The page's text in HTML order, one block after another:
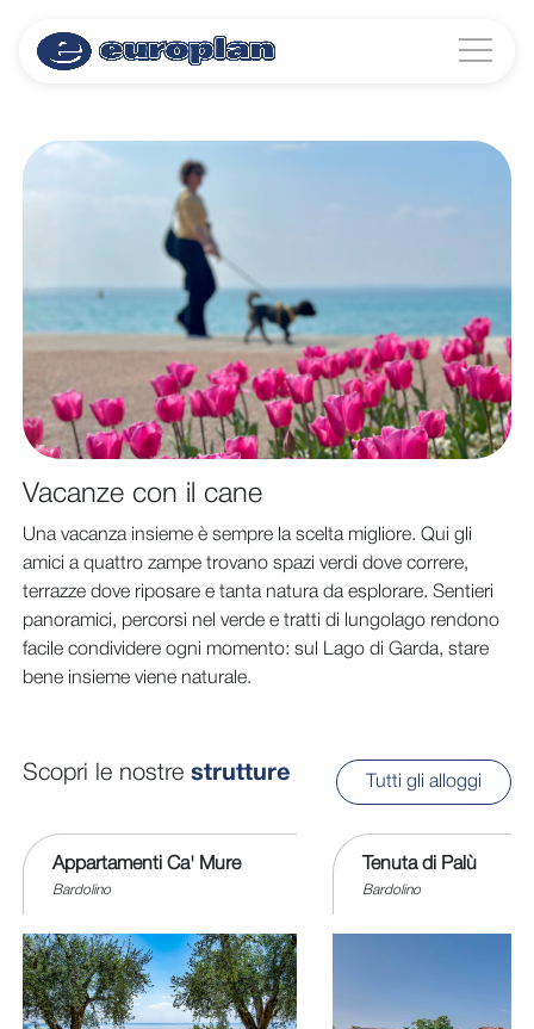
Vacanze con il cane
Una vacanza insieme è sempre la scelta migliore. Qui gli
amici a quattro zampe trovano spazi verdi dove correre,
terrazze dove riposare e tanta natura da esplorare. Sentieri
panoramici, percorsi nel verde e tratti di lungolago rendono
facile condividere ogni momento: sul Lago di Garda, stare
bene insieme viene naturale.
Scopri le nostre strutture Tutti gli alloggi
Appartamenti Ca' Mure
Bardolino
Tenuta di Palù
Bardolino